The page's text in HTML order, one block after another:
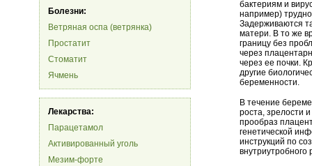
Болезни:
Ветряная оспа (ветрянка)
Простатит
Стоматит
Ячмень
Лекарства:
Парацетамол
Активированный уголь
Мезим-форте
бактериям и
например)
Задерживаются
матери. В то же
границу без
через
через ее почки.
другие
беременности.
В течение
роста, зрелости
прообраз
генетической
инструкций по
внутриутробного